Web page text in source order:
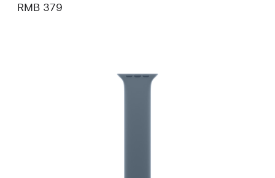
RMB 379